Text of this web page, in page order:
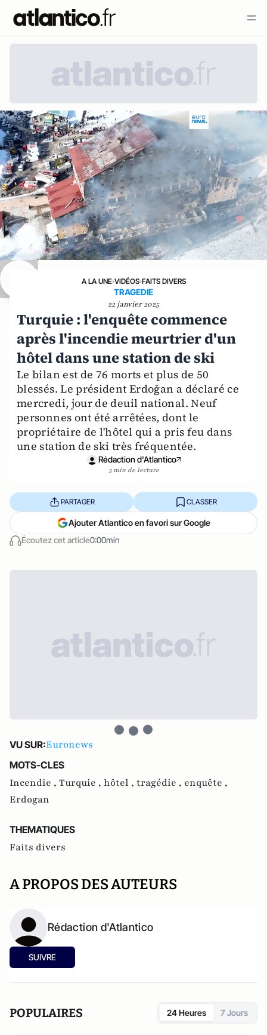
A LA UNE›VIDÉOS›FAITS DIVERS
TRAGEDIE
22 janvier 2025
Turquie : l'enquête commence
après l'incendie meurtrier d'un
hôtel dans une station de ski
Le bilan est de 76 morts et plus de 50
blessés. Le président Erdoğan a déclaré ce
mercredi, jour de deuil national. Neuf
personnes ont été arrêtées, dont le
propriétaire de l'hôtel qui a pris feu dans
une station de ski très fréquentée.
Rédaction d'Atlantico
3 min de lecture
Écoutez cet article0:00min
PARTAGER CLASSER
Ajouter Atlantico en favori sur Google
VU SUR:Euronews
MOTS-CLES
Incendie , Turquie , hôtel , tragédie , enquête ,
Erdogan
THEMATIQUES
Faits divers
A PROPOS DES AUTEURS
Rédaction d'Atlantico
SUIVRE
POPULAIRES 24 Heures 7 Jours